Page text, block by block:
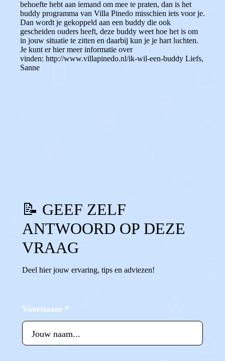
behoefte hebt aan iemand om mee te praten, dan is het
buddy programma van Villa Pinedo misschien iets voor je.
Dan wordt je gekoppeld aan een buddy die ook
gescheiden ouders heeft, deze buddy weet hoe het is om
in jouw situatie te zitten en daarbij kun je je hart luchten.
Je kunt er hier meer informatie over
vinden: http://www.villapinedo.nl/ik-wil-een-buddy Liefs,
Sanne
📝 GEEF ZELF
ANTWOORD OP DEZE
VRAAG
Deel hier jouw ervaring, tips en adviezen!
Voornaam *